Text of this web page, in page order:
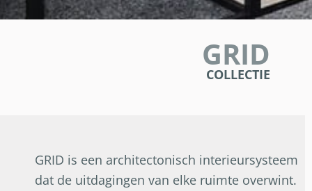
GRID
COLLECTIE
GRID is een architectonisch interieursysteem
dat de uitdagingen van elke ruimte overwint.